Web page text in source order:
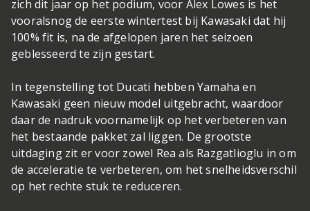
zich dit jaar op het podium, voor Alex Lowes is het
vooralsnog de eerste wintertest bij Kawasaki dat hij
100% fit is, na de afgelopen jaren het seizoen
geblesseerd te zijn gestart.
In tegenstelling tot Ducati hebben Yamaha en
Kawasaki geen nieuw model uitgebracht, waardoor
daar de nadruk voornamelijk op het verbeteren van
het bestaande pakket zal liggen. De grootste
uitdaging zit er voor zowel Rea als Razgatlioglu in om
de acceleratie te verbeteren, om het snelheidsverschil
op het rechte stuk te reduceren.